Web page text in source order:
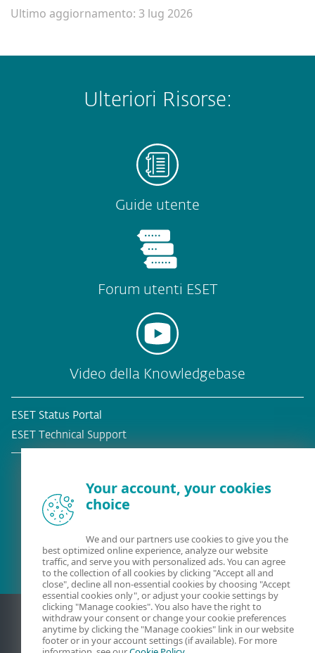
Ultimo aggiornamento: 3 lug 2026
Ulteriori Risorse:
Guide utente
Forum utenti ESET
Video della Knowledgebase
ESET Status Portal
ESET Technical Support
Your account, your cookies
choice
We and our partners use cookies to give you the
best optimized online experience, analyze our website
traffic, and serve you with personalized ads. You can agree
to the collection of all cookies by clicking "Accept all and
close", decline all non-essential cookies by choosing "Accept
essential cookies only", or adjust your cookie settings by
clicking "Manage cookies". You also have the right to
withdraw your consent or change your cookie preferences
anytime by clicking the "Manage cookies" link in our website
footer or in your account settings (if available). For more